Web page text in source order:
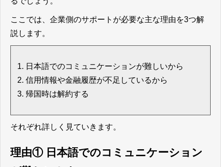
ここでは、企業側のサポートが必要な主な理由を3つ解
説します。
日本語でのコミュニケーションが難しいから
信用情報や金融履歴が不足しているから
帰国時は解約する
それぞれ詳しく見ていきます。
理由① 日本語でのコミュニケーション